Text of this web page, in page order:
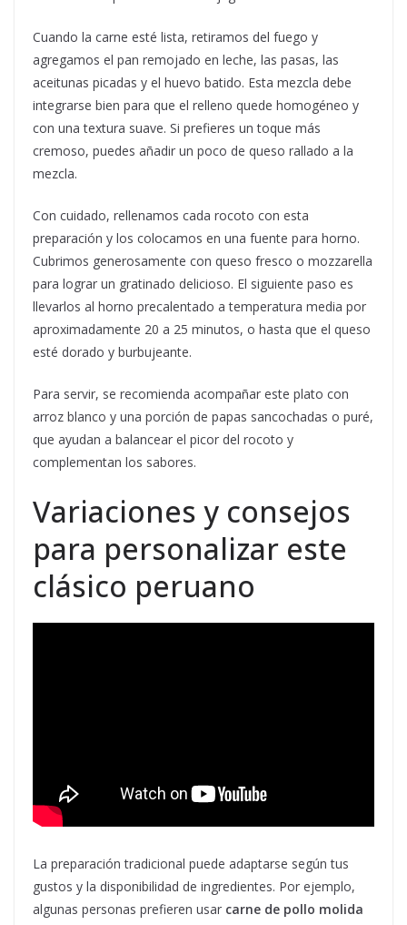
Cuando la carne esté lista, retiramos del fuego y
agregamos el pan remojado en leche, las pasas, las
aceitunas picadas y el huevo batido. Esta mezcla debe
integrarse bien para que el relleno quede homogéneo y
con una textura suave. Si prefieres un toque más
cremoso, puedes añadir un poco de queso rallado a la
mezcla.
Con cuidado, rellenamos cada rocoto con esta
preparación y los colocamos en una fuente para horno.
Cubrimos generosamente con queso fresco o mozzarella
para lograr un gratinado delicioso. El siguiente paso es
llevarlos al horno precalentado a temperatura media por
aproximadamente 20 a 25 minutos, o hasta que el queso
esté dorado y burbujeante.
Para servir, se recomienda acompañar este plato con
arroz blanco y una porción de papas sancochadas o puré,
que ayudan a balancear el picor del rocoto y
complementan los sabores.
Variaciones y consejos
para personalizar este
clásico peruano
La preparación tradicional puede adaptarse según tus
gustos y la disponibilidad de ingredientes. Por ejemplo,
algunas personas prefieren usar carne de pollo molida